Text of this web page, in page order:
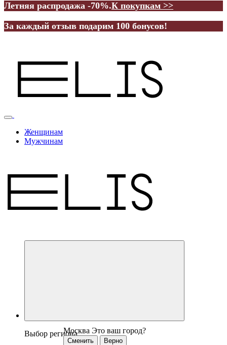
Летняя распродажа -70%.К покупкам >>
За каждый отзыв подарим 100 бонусов!
Женщинам
Мужчинам
Выбор региона
Москва Это ваш город?
Сменить Верно